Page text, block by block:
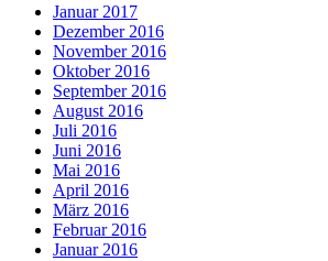
Januar 2017
Dezember 2016
November 2016
Oktober 2016
September 2016
August 2016
Juli 2016
Juni 2016
Mai 2016
April 2016
März 2016
Februar 2016
Januar 2016